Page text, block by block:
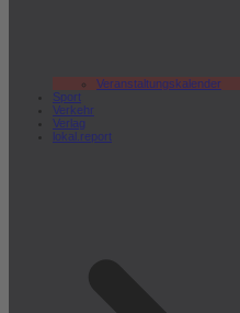
Veranstaltungskalender
Sport
Verkehr
Verlag
lokal.report